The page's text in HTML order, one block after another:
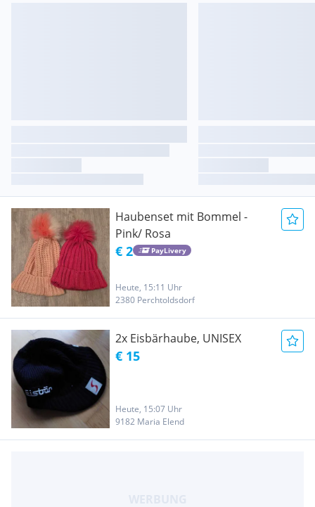
Haubenset mit Bommel -
Pink/ Rosa
€ 2 PayLivery
Heute, 15:11 Uhr
2380 Perchtoldsdorf
2x Eisbärhaube, UNISEX
€ 15
Heute, 15:07 Uhr
9182 Maria Elend